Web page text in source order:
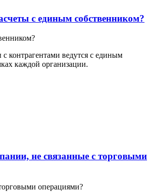
с единым собственником?
контрагентами ведутся с единым
каждой организации.
не связанные с торговыми
операциями?